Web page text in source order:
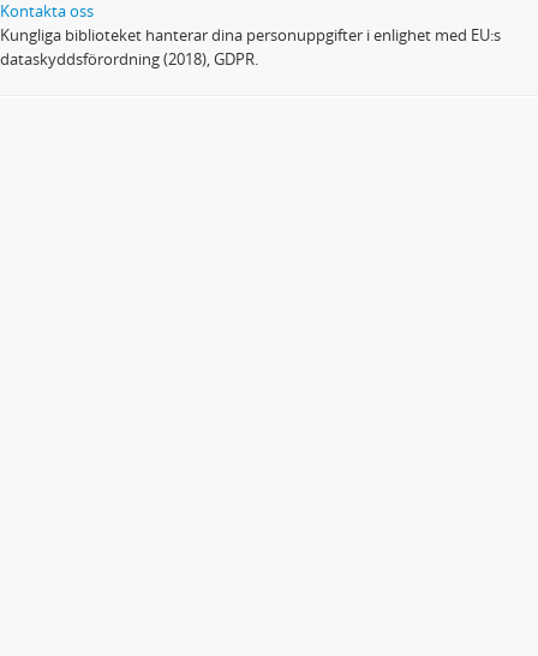
Kontakta oss
Kungliga biblioteket hanterar dina personuppgifter i enlighet med EU:s
dataskyddsförordning (2018), GDPR.